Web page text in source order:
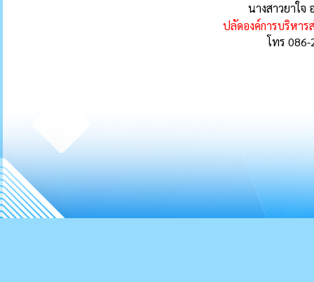
นางสาวยาใจ
ปลัดองค์การบริหา
โทร